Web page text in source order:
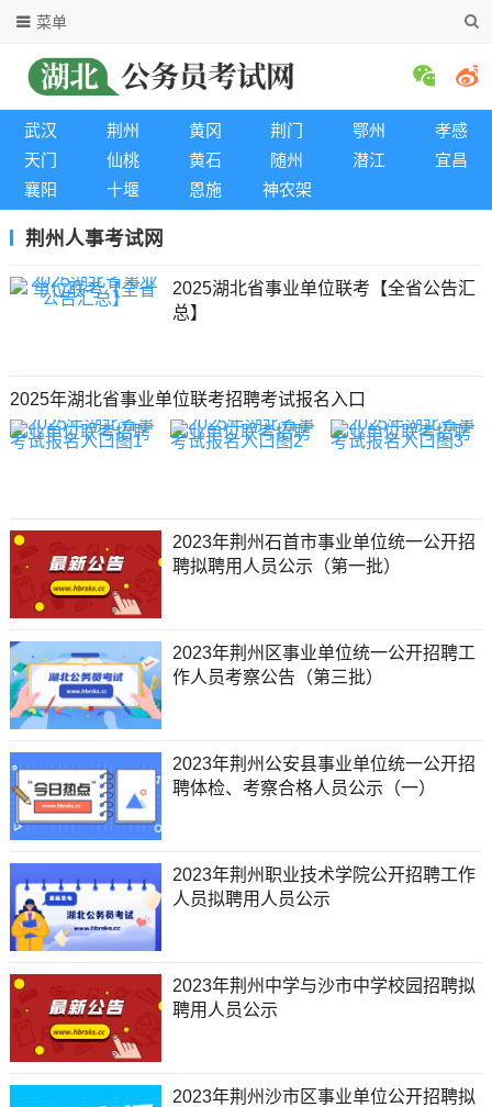
菜单
武汉 荆州 黄冈 荆门 鄂州
孝感
天门
仙桃 黄石 随州 潜江
宜昌
襄阳
十堰 恩施 神农架
荆州人事考试网
2025湖北省事业单位联考【全省公告汇
总】
2025年湖北省事业单位联考招聘考试报名入口
2023年荆州石首市事业单位统一公开招
聘拟聘用人员公示（第一批）
2023年荆州区事业单位统一公开招聘工
作人员考察公告（第三批）
2023年荆州公安县事业单位统一公开招
聘体检、考察合格人员公示（一）
2023年荆州职业技术学院公开招聘工作
人员拟聘用人员公示
2023年荆州中学与沙市中学校园招聘拟
聘用人员公示
2023年荆州沙市区事业单位公开招聘拟